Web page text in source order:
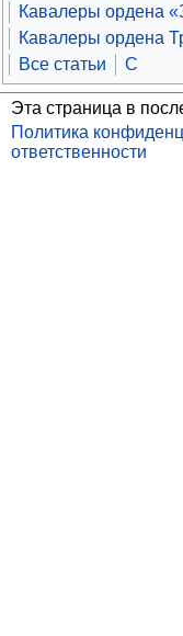
Кавалеры ордена
Кавалеры ордена
Все статьи
С
Эта страница в
Политика
ответственности